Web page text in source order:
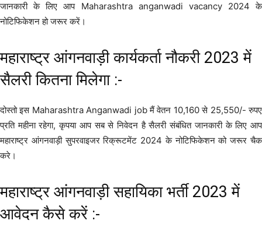
जानकारी के लिए आप Maharashtra anganwadi vacancy 2024 के
नोटिफिकेशन हो जरूर करें।
महाराष्ट्र आंगनवाड़ी कार्यकर्ता नौकरी 2023 में
सैलरी कितना मिलेगा :-
दोस्तो इस Maharashtra Anganwadi job मैं वेतन 10,160 से 25,550/- रुपए
प्रति महीना रहेगा, कृपया आप सब से निवेदन है सैलरी संबंधित जानकारी के लिए आप
महाराष्ट्र आंगनवाड़ी सुपरवाइजर रिक्रूटमेंट 2024 के नोटिफिकेशन को जरूर चैक
करे।
महाराष्ट्र आंगनवाड़ी सहायिका भर्ती 2023 में
आवेदन कैसे करें :-